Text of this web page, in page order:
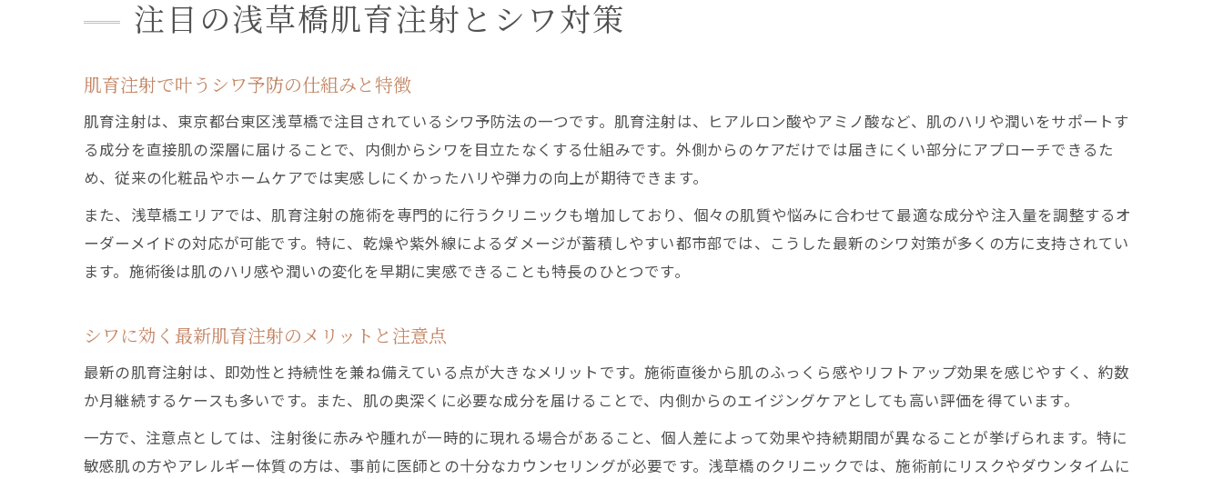
注目の浅草橋肌育注射とシワ対策
肌育注射で叶うシワ予防の仕組みと特徴
肌育注射は、東京都台東区浅草橋で注目されているシワ予防法の一つです。肌育注射は、ヒアルロン酸やアミノ酸など、肌のハリや潤いをサポートす
る成分を直接肌の深層に届けることで、内側からシワを目立たなくする仕組みです。外側からのケアだけでは届きにくい部分にアプローチできるた
め、従来の化粧品やホームケアでは実感しにくかったハリや弾力の向上が期待できます。
また、浅草橋エリアでは、肌育注射の施術を専門的に行うクリニックも増加しており、個々の肌質や悩みに合わせて最適な成分や注入量を調整するオ
ーダーメイドの対応が可能です。特に、乾燥や紫外線によるダメージが蓄積しやすい都市部では、こうした最新のシワ対策が多くの方に支持されてい
ます。施術後は肌のハリ感や潤いの変化を早期に実感できることも特長のひとつです。
シワに効く最新肌育注射のメリットと注意点
最新の肌育注射は、即効性と持続性を兼ね備えている点が大きなメリットです。施術直後から肌のふっくら感やリフトアップ効果を感じやすく、約数
か月継続するケースも多いです。また、肌の奥深くに必要な成分を届けることで、内側からのエイジングケアとしても高い評価を得ています。
一方で、注意点としては、注射後に赤みや腫れが一時的に現れる場合があること、個人差によって効果や持続期間が異なることが挙げられます。特に
敏感肌の方やアレルギー体質の方は、事前に医師との十分なカウンセリングが必要です。浅草橋のクリニックでは、施術前にリスクやダウンタイムに